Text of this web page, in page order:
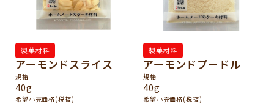
アーモンドスライス
製菓材料
規格
40g
希望小売価格(税抜)
アーモンドプードル
製菓材料
規格
40g
希望小売価格(税抜)